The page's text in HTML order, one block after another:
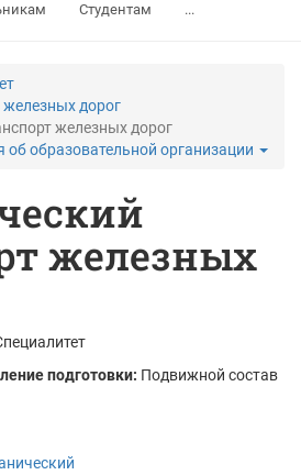
Студентам ...
дорог
железных дорог
об образовательной организации
железных
подготовки: Подвижной состав